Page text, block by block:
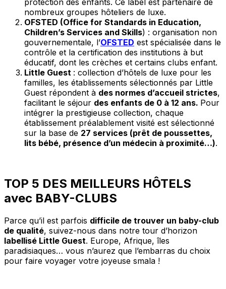
nombreux groupes hôteliers de luxe.
OFSTED (Office for Standards in Education,
Children’s Services and Skills) : organisation non
gouvernementale, l’OFSTED est spécialisée dans le
contrôle et la certification des institutions à but
éducatif, dont les crèches et certains clubs enfant.
Little Guest : collection d’hôtels de luxe pour les
familles, les établissements sélectionnés par Little
Guest répondent à des normes d’accueil strictes,
facilitant le séjour des enfants de 0 à 12 ans. Pour
intégrer la prestigieuse collection, chaque
établissement préalablement visité est sélectionné
sur la base de 27 services (prêt de poussettes,
lits bébé, présence d’un médecin à proximité…).
TOP 5 DES MEILLEURS HÔTELS
avec BABY-CLUBS
Parce qu’il est parfois difficile de trouver un baby-club
de qualité, suivez-nous dans notre tour d’horizon
labellisé Little Guest. Europe, Afrique, îles
paradisiaques… vous n’aurez que l’embarras du choix
pour faire voyager votre joyeuse smala !